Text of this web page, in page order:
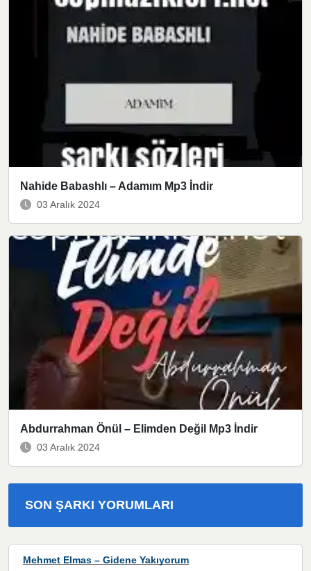
Nahide Babashlı – Adamım Mp3 İndir
03 Aralık 2024
Abdurrahman Önül – Elimden Değil Mp3 İndir
03 Aralık 2024
SON ŞARKI YORUMLARI
Mehmet Elmas – Gidene Yakıyorum